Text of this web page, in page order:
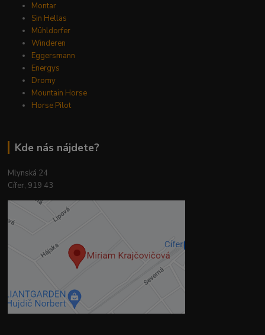
Montar
Sin Hellas
Mühldorfer
Winderen
Eggersmann
Energys
Dromy
Mountain Horse
Horse Pilot
Kde nás nájdete?
Mlynská 24
Cífer, 919 43